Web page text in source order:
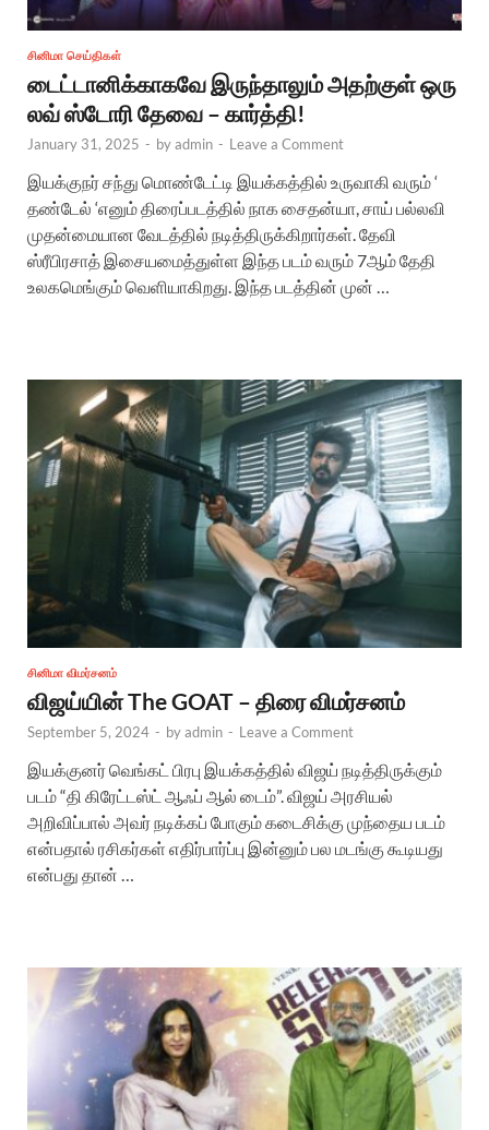
சினிமா செய்திகள்
டைட்டானிக்காகவே இருந்தாலும் அதற்குள் ஒரு
லவ் ஸ்டோரி தேவை – கார்த்தி!
January 31, 2025 - byadmin - Leave a Comment
இயக்குநர் சந்து மொண்டேட்டி இயக்கத்தில் உருவாகி வரும் ‘
தண்டேல் ‘எனும் திரைப்படத்தில் நாக சைதன்யா, சாய் பல்லவி
முதன்மையான வேடத்தில் நடித்திருக்கிறார்கள். தேவி
ஸ்ரீபிரசாத் இசையமைத்துள்ள இந்த படம் வரும் 7ஆம் தேதி
உலகமெங்கும் வெளியாகிறது. இந்த படத்தின் முன் …
சினிமா விமர்சனம்
விஜய்யின் The GOAT – திரை விமர்சனம்
September 5, 2024 - byadmin - Leave a Comment
இயக்குனர் வெங்கட் பிரபு இயக்கத்தில் விஜய் நடித்திருக்கும்
படம் “தி கிரேட்டஸ்ட் ஆஃப் ஆல் டைம்”. விஜய் அரசியல்
அறிவிப்பால் அவர் நடிக்கப் போகும் கடைசிக்கு முந்தைய படம்
என்பதால் ரசிகர்கள் எதிர்பார்ப்பு இன்னும் பல மடங்கு கூடியது
என்பது தான் …